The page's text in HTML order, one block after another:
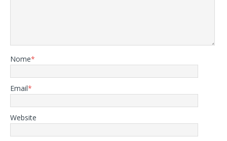
Nome*
Email*
Website